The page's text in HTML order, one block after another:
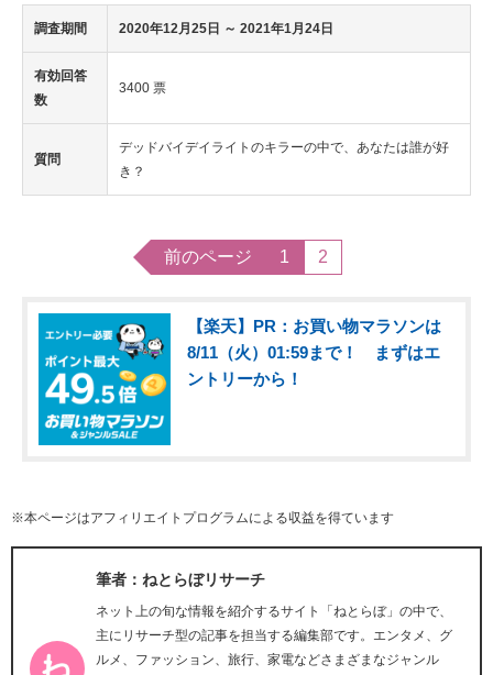
調査期間 2020年12月25日 ～ 2021年1月24日
有効回答
数
3400 票
質問
デッドバイデイライトのキラーの中で、あなたは誰が好
き？
前のページ 1 2
【楽天】PR：お買い物マラソンは
8/11（火）01:59まで！ まずはエ
ントリーから！
※本ページはアフィリエイトプログラムによる収益を得ています
筆者：ねとらぼリサーチ
ネット上の旬な情報を紹介するサイト「ねとらぼ」の中で、
主にリサーチ型の記事を担当する編集部です。エンタメ、グ
ルメ、ファッション、旅行、家電などさまざまなジャンル